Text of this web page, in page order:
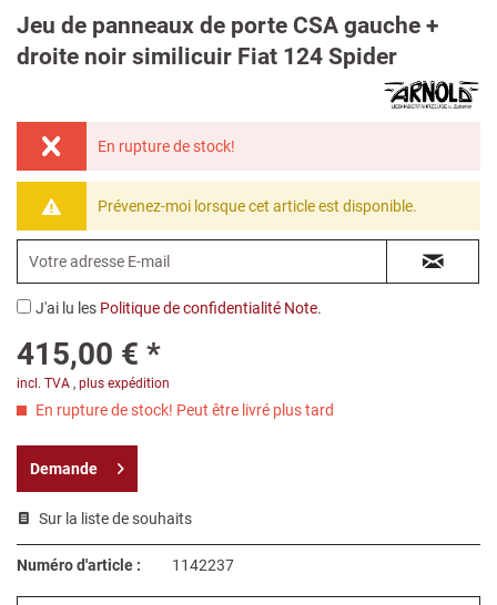
Jeu de panneaux de porte CSA gauche +
droite noir similicuir Fiat 124 Spider
En rupture de stock!
Prévenez-moi lorsque cet article est disponible.
J'ai lu les Politique de confidentialité Note.
415,00 € *
incl. TVA , plus expédition
En rupture de stock! Peut être livré plus tard
Demande
Sur la liste de souhaits
Numéro d'article : 1142237